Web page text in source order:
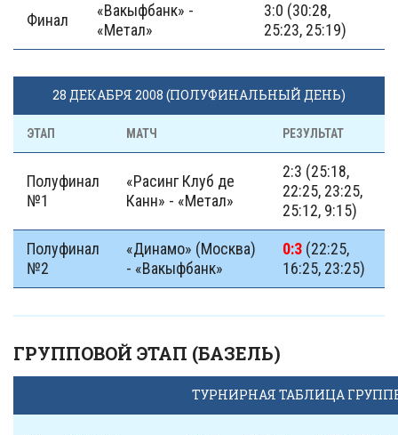
Финал
«Вакыфбанк» -
«Метал»
3:0 (30:28,
25:23, 25:19)
28 ДЕКАБРЯ 2008 (ПОЛУФИНАЛЬНЫЙ ДЕНЬ)
ЭТАП МАТЧ РЕЗУЛЬТАТ
Полуфинал
№1
«Расинг Клуб де
Канн» - «Метал»
2:3 (25:18,
22:25, 23:25,
25:12, 9:15)
Полуфинал
№2
«Динамо» (Москва)
- «Вакыфбанк»
0:3 (22:25,
16:25, 23:25)
ГРУППОВОЙ ЭТАП (БАЗЕЛЬ)
ТУРНИРНАЯ ТАБЛИЦА